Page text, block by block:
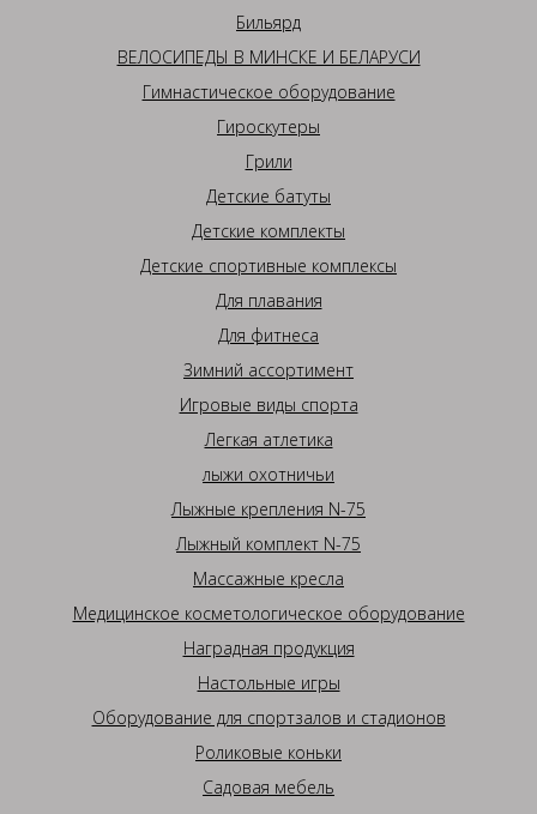
Бильярд
ВЕЛОСИПЕДЫ В МИНСКЕ И БЕЛАРУСИ
Гимнастическое оборудование
Гироскутеры
Грили
Детские батуты
Детские комплекты
Детские спортивные комплексы
Для плавания
Для фитнеса
Зимний ассортимент
Игровые виды спорта
Легкая атлетика
лыжи охотничьи
Лыжные крепления N-75
Лыжный комплект N-75
Массажные кресла
Медицинское косметологическое оборудование
Наградная продукция
Настольные игры
Оборудование для спортзалов и стадионов
Роликовые коньки
Садовая мебель